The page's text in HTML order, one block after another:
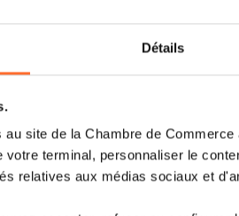
Détails
site de la Chambre de
terminal, personnaliser le
relatives aux médias sociaux et
Amazon UE
ARTHUR WELTER
Flowey Products
Goodyear
Grosbusch